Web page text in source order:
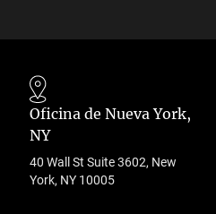
Oficina de Nueva York,
NY
40 Wall St Suite 3602, New
York, NY 10005